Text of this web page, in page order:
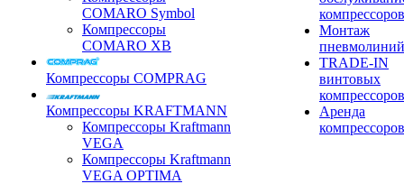
COMARO Symbol
Компрессоры
COMARO XB
Компрессоры COMPRAG
Компрессоры KRAFTMANN
Компрессоры Kraftmann
VEGA
Компрессоры Kraftmann
VEGA OPTIMA
компрессоров
Монтаж
пневмолиний
TRADE-IN
винтовых
компрессоров
Аренда
компрессоров